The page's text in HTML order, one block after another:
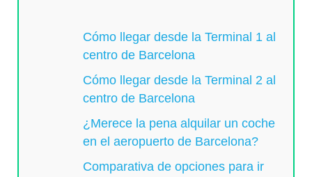
Cómo llegar desde la Terminal 1 al
centro de Barcelona
Cómo llegar desde la Terminal 2 al
centro de Barcelona
¿Merece la pena alquilar un coche
en el aeropuerto de Barcelona?
Comparativa de opciones para ir